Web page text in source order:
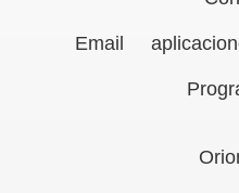
Email